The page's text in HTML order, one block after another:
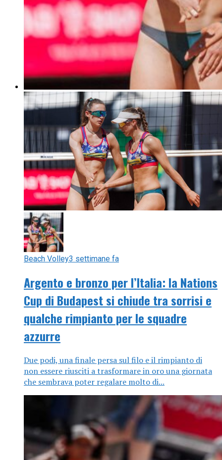
Beach Volley3 settimane fa
Argento e bronzo per l’Italia: la Nations
Cup di Budapest si chiude tra sorrisi e
qualche rimpianto per le squadre
azzurre
Due podi, una finale persa sul filo e il rimpianto di
non essere riusciti a trasformare in oro una giornata
che sembrava poter regalare molto di...